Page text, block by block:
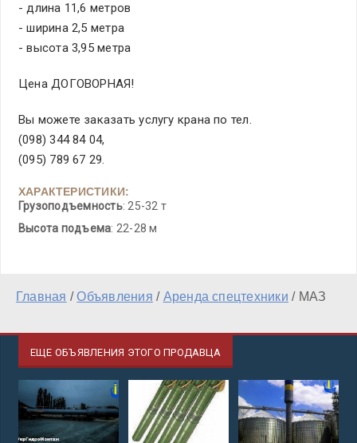
- длина 11,6 метров
- ширина 2,5 метра
- высота 3,95 метра
Цена ДОГОВОРНАЯ!
Вы можете заказать услугу крана по тел.
(098) 344 84 04,
(095) 789 67 29.
ХАРАКТЕРИСТИКИ:
Грузоподъемность: 25-32 т
Высота подъема: 22-28 м
Главная /Объявления / Аренда спецтехники / МАЗ
ЕЩЕ ОБЪЯВЛЕНИЯ ЭТОГО ПРОДАВЦА